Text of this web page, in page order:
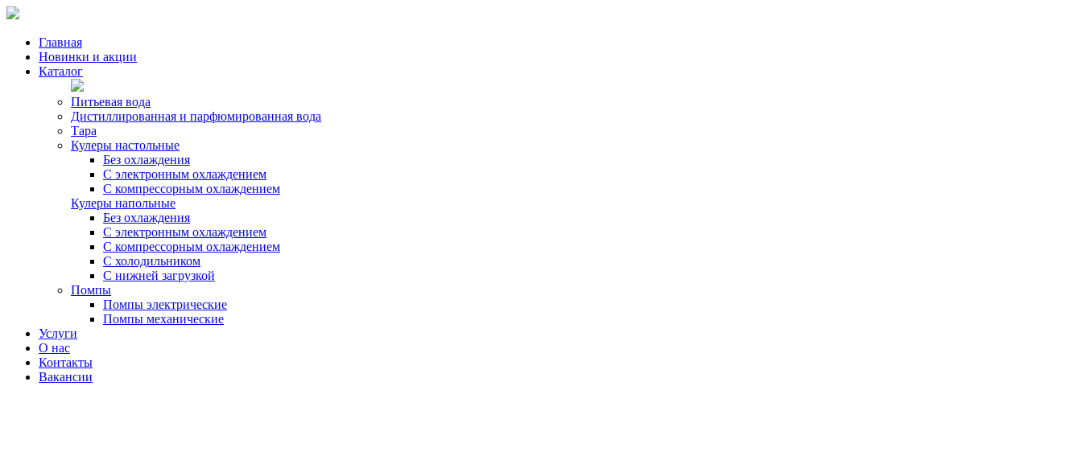
Главная
Новинки и акции
Каталог
Питьевая вода
Дистиллированная и парфюмированная вода
Тара
Кулеры настольные
Без охлаждения
С электронным охлаждением
С компрессорным охлаждением
Кулеры напольные
Без охлаждения
С электронным охлаждением
С компрессорным охлаждением
С холодильником
С нижней загрузкой
Помпы
Помпы электрические
Помпы механические
Услуги
О нас
Контакты
Вакансии